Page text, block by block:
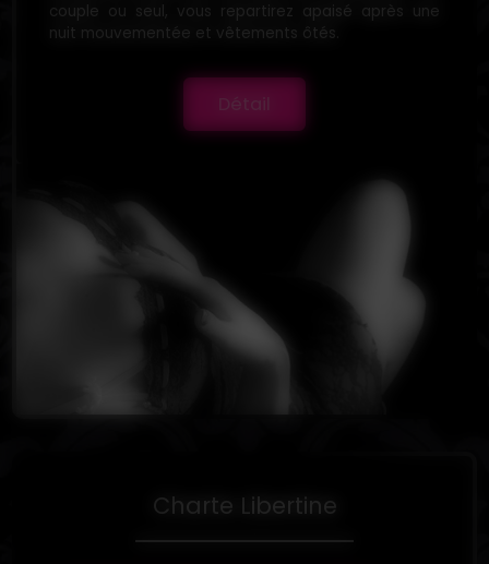
couple ou seul, vous repartirez apaisé après une
nuit mouvementée et vêtements ôtés.
Détail
Charte Libertine